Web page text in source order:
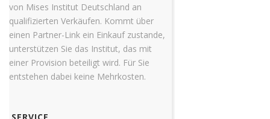
von Mises Institut Deutschland an
qualifizierten Verkäufen. Kommt über
einen Partner-Link ein Einkauf zustande,
unterstützen Sie das Institut, das mit
einer Provision beteiligt wird. Für Sie
entstehen dabei keine Mehrkosten.